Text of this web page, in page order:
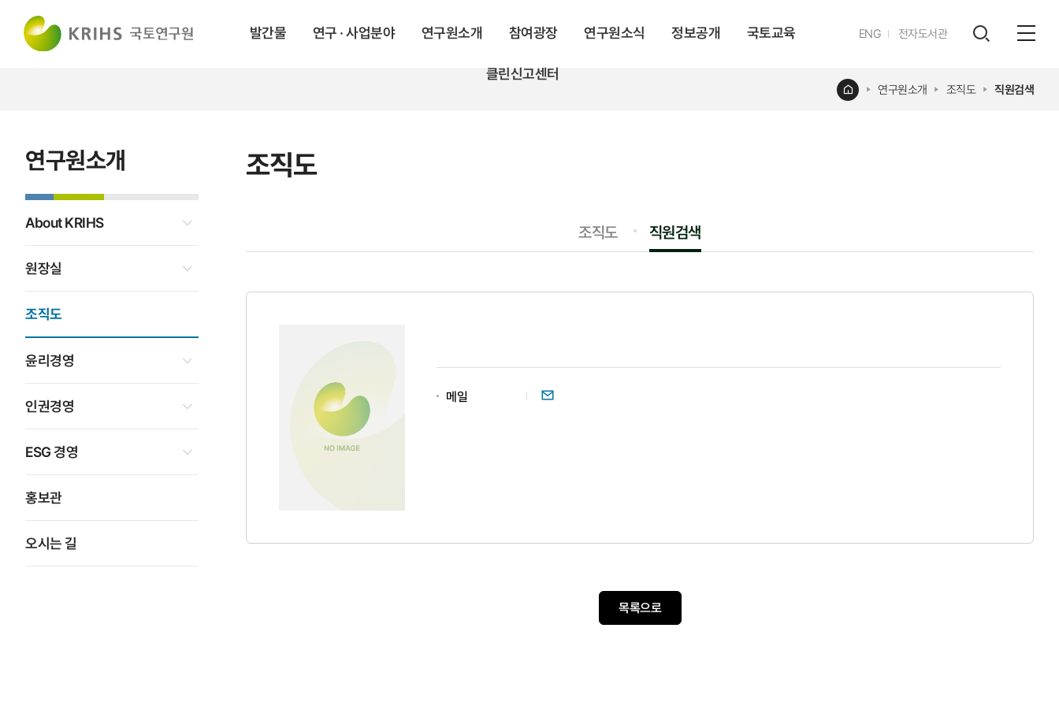
발간물 연구 · 사업분야 연구원소개 참여광장 연구원소식 정보공개 국토교육
클린신고센터
ENG영문전자도서관
레이어
조직도
홈 연구원소개 조직도 직원검색
연구원소개
About KRIHS
원장실
조직도
윤리경영
인권경영
ESG 경영
홍보관
오시는 길
조직도 직원검색
메일 이메일
목록으로